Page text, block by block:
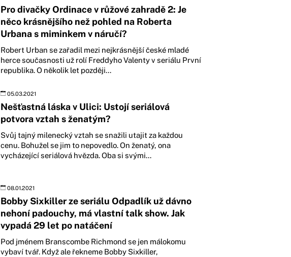
Pro divačky Ordinace v růžové zahradě 2: Je
něco krásnějšího než pohled na Roberta
Urbana s miminkem v náručí?
Robert Urban se zařadil mezi nejkrásnější české mladé
herce současnosti už rolí Freddyho Valenty v seriálu První
republika. O několik let později...
05.03.2021
Nešťastná láska v Ulici: Ustojí seriálová
potvora vztah s ženatým?
Svůj tajný milenecký vztah se snažili utajit za každou
cenu. Bohužel se jim to nepovedlo. On ženatý, ona
vycházející seriálová hvězda. Oba si svými...
08.01.2021
Bobby Sixkiller ze seriálu Odpadlík už dávno
nehoní padouchy, má vlastní talk show. Jak
vypadá 29 let po natáčení
Pod jménem Branscombe Richmond se jen málokomu
vybaví tvář. Když ale řekneme Bobby Sixkiller,